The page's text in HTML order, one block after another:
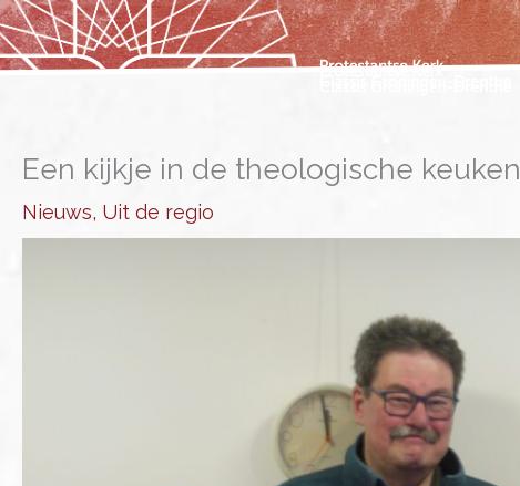
Ga
naar
Een kijkje in de theologische keuken
Nieuws, Uit de regio